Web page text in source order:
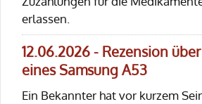
erlassen.
12.06.2026 - Rezension
eines Samsung A53
Ein Bekannter hat vor kurzem